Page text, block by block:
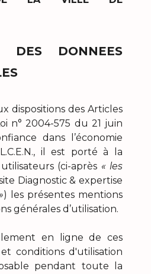
DES DONNEES
dispositions des Articles
n° 2004-575 du 21 juin
dans l’économie
il est porté à la
(ci-après « les
Diagnostic & expertise
) les présentes mentions
générales d’utilisation.
en ligne de ces
conditions d'utilisation
pendant toute la